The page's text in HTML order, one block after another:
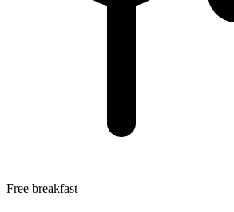
Free breakfast